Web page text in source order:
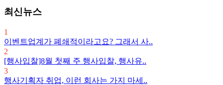
최신뉴스
1
이벤트업계가 폐쇄적이라고요? 그래서 사..
2
[행사입찰]8월 첫째 주 행사입찰, 행사유..
3
행사기획자 취업, 이런 회사는 가지 마세..